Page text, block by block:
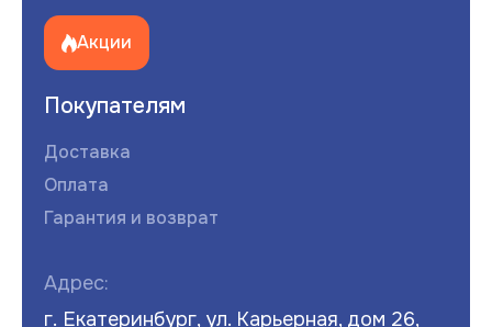
Акции
Покупателям
Доставка
Оплата
Гарантия и возврат
Адрес:
г. Екатеринбург, ул. Карьерная, дом 26,